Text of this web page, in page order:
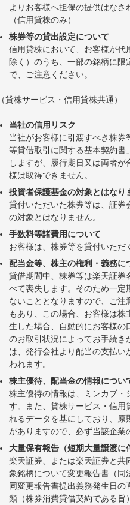
よりお客様へ担保の提供はな
（信用貸株のみ）
株券等の貸出設定について
信用貸株において、お客様が
除く）のうち、一部の銘柄に
で、ご注意ください。
（貸株サービス・信用貸株共通）
当社の信用リスク
当社がお客様に引渡すべき株
等貸借取引に関する基本契約
しますが、履行期日又は両者
様は取得できません。
投資者保護基金の対象とはなり
貸付いただいた株券等は、証
の対象とはなりません。
手数料等諸費用について
お客様は、株券等を貸付いた
配当金等、株主の権利・義務に
貸借期間中、株券等は楽天証
べて喪失します。そのため一
ないこととなりますので、ご
もあり、この場合、お客様は
生した場合、自動的にお客様
のお取引状況によってお手続
は、発行会社より配当の支払
われます。
株主優待、配当金の情報につい
株主優待の情報は、ミンカブ
す。また、貸株サービス・信
れるデータを基にしており、
がありますので、必ず当該企
大量保有報告（短期大量譲渡
楽天証券、または楽天証券と
象銘柄について変更報告書（
同変更報告書提出義務発生日
類（株券消費貸借契約である